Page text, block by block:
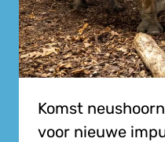
Komst
voor nieuwe